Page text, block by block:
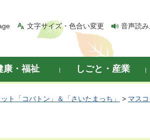
文字サイズ・色合い変更 音声読
康・福祉 しごと・産業
ト「コバトン」＆「さいたまっち」 > マス